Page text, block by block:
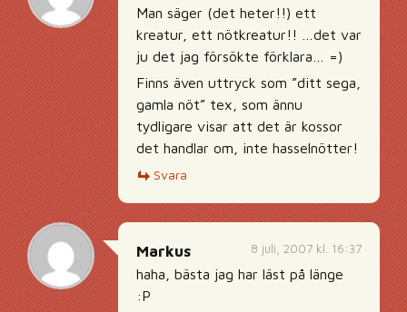
Man säger (det heter!!) ett
kreatur, ett nötkreatur!! …det var
ju det jag försökte förklara… =)
Finns även uttryck som ”ditt sega,
gamla nöt” tex, som ännu
tydligare visar att det är kossor
det handlar om, inte hasselnötter!
Svara
8 juli, 2007 kl. 16:37
Markus
haha, bästa jag har läst på länge
:P